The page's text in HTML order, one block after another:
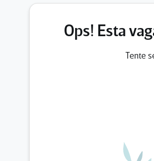
Ops! Esta
Tente